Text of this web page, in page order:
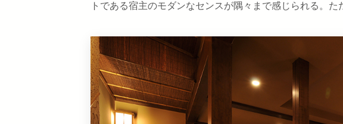
トである宿主のモダンなセンスが隅々まで感じられる。た